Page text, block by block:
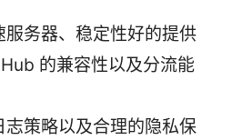
务器、稳定性好的提供
的兼容性以及分流能
策略以及合理的隐私保